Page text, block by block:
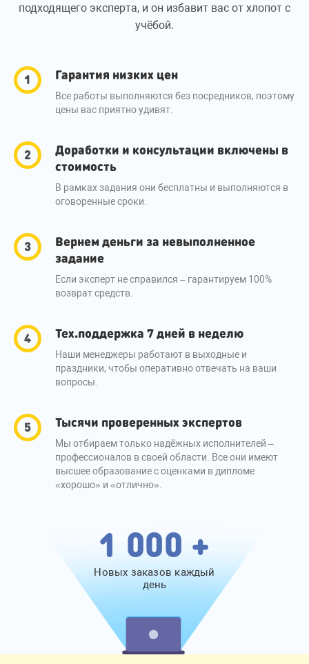
подходящего эксперта, и он избавит вас от хлопот с
учёбой.
Гарантия низких цен
Все работы выполняются без посредников, поэтому
цены вас приятно удивят.
Доработки и консультации включены в
стоимость
В рамках задания они бесплатны и выполняются в
оговоренные сроки.
Вернем деньги за невыполненное
задание
Если эксперт не справился – гарантируем 100%
возврат средств.
Тех.поддержка 7 дней в неделю
Наши менеджеры работают в выходные и
праздники, чтобы оперативно отвечать на ваши
вопросы.
Тысячи проверенных экспертов
Мы отбираем только надёжных исполнителей –
профессионалов в своей области. Все они имеют
высшее образование с оценками в дипломе
«хорошо» и «отлично».
1 000 +
Новых заказов каждый
день